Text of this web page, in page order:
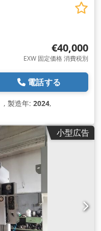
€40,000
EXW 固定価格 消費税別
電話する
, 製造年: 2024,
小型広告